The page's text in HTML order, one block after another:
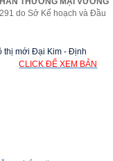
do Sở Kế hoạch và Đầu
thị mới Đại Kim - Định
CLICK ĐỂ XEM BẢN